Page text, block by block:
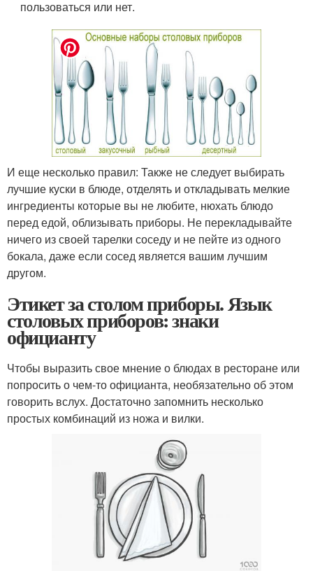
пользоваться или нет.
И еще несколько правил: Также не следует выбирать
лучшие куски в блюде, отделять и откладывать мелкие
ингредиенты которые вы не любите, нюхать блюдо
перед едой, облизывать приборы. Не перекладывайте
ничего из своей тарелки соседу и не пейте из одного
бокала, даже если сосед является вашим лучшим
другом.
Этикет за столом приборы. Язык
столовых приборов: знаки
официанту
Чтобы выразить свое мнение о блюдах в ресторане или
попросить о чем-то официанта, необязательно об этом
говорить вслух. Достаточно запомнить несколько
простых комбинаций из ножа и вилки.